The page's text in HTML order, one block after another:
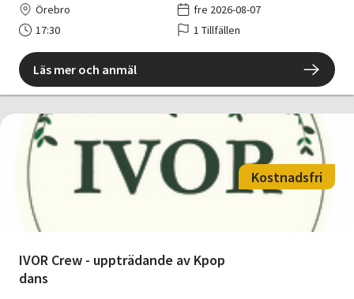
Örebro
fre 2026-08-07
17:30
1 Tillfällen
Läs mer och anmäl
IVOR Crew - uppträdande av Kpop
dans
Kostnadsfri